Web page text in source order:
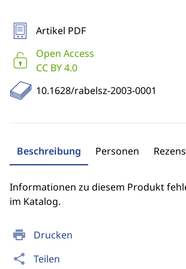
print Drucken
share Teilen
Artikel PDF
Open Access
CC BY 4.0
10.1628/rabelsz-2003-0001
Beschreibung Personen
Informationen zu diesem Produkt
im Katalog.